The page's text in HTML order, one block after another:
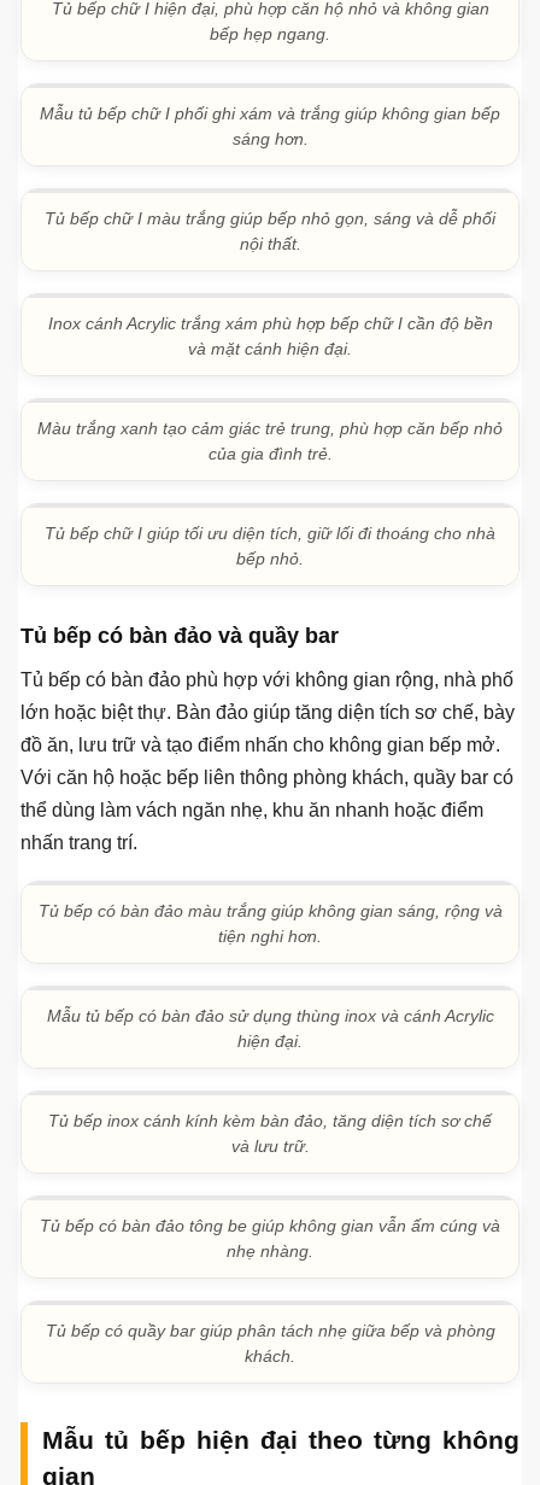
khó giữ gọn.
Chọn vật liệu chỉ vì giá rẻ mà không xét đến độ
ẩm, tần suất nấu ăn và khả năng vệ sinh.
Đo đạc thực tế trước khi sản xuất là bước rất quan
nghị khách hàng chốt bản vẽ, kích thước, vật liệu và
thiết bị trước khi thi công để hạn chế phát sinh.
Tủ bếp chữ I hiện đại, phù hợp căn hộ nhỏ và không gian
bếp hẹp ngang.
Mẫu tủ bếp chữ I phối ghi xám và trắng giúp không gian bếp
sáng hơn.
Tủ bếp chữ I màu trắng giúp bếp nhỏ gọn, sáng và dễ phối
nội thất.
và mặt cánh hiện đại.
Màu trắng xanh tạo cảm giác trẻ trung, phù hợp căn bếp nhỏ
của gia đình trẻ.
bếp nhỏ.
Tủ bếp có bàn đảo phù hợp với không gian rộng, nhà phố
lớn hoặc biệt thự. Bàn đảo giúp tăng diện tích sơ chế, bày
Với căn hộ hoặc bếp liên thông phòng khách, quầy bar có
thể dùng làm vách ngăn nhẹ, khu ăn nhanh hoặc điểm
Tủ bếp có bàn đảo màu trắng giúp không gian sáng, rộng và
tiện nghi hơn.
Mẫu tủ bếp có bàn đảo sử dụng thùng inox và cánh Acrylic
hiện đại.
Tủ bếp inox cánh kính kèm bàn đảo, tăng diện tích sơ chế